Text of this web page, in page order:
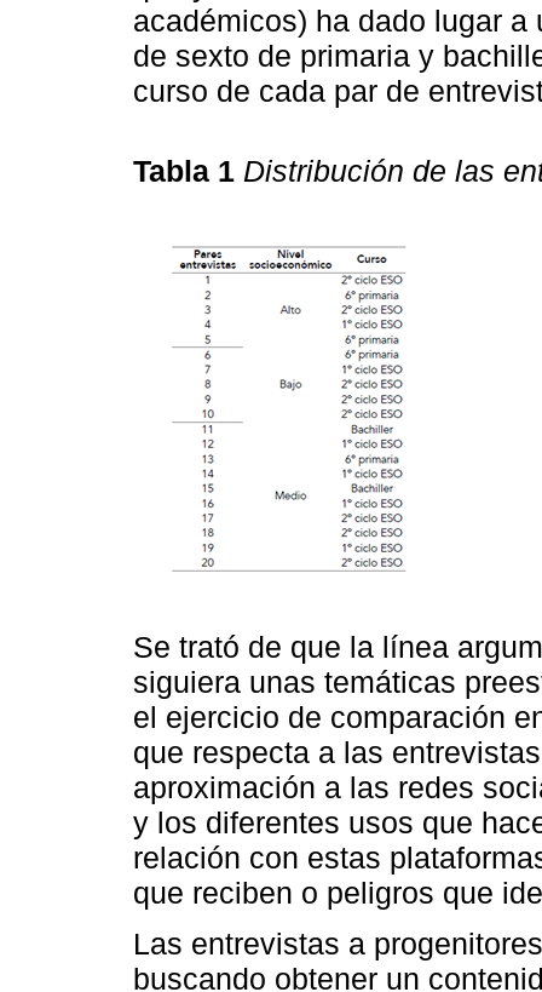
académicos) ha dado lugar
de sexto de primaria y
curso de cada par de
Tabla 1 Distribución de las
Se trató de que la línea
siguiera unas temáticas
el ejercicio de comparación
que respecta a las
aproximación a las redes
y los diferentes usos que
relación con estas
que reciben o peligros que
Las entrevistas a
buscando obtener un